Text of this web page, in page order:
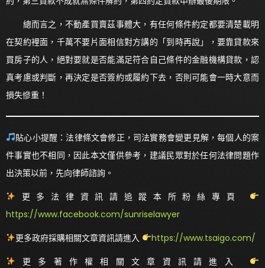
總而言之，不動產買賣茲事體大，有任何條件約定都要清楚載明
在契約裡面，千萬不要片面相信對方講的「到時再說」，要靠貸款來
買房子的人，絕對要就是否能滿足符合自己條件的金融機構貸款，認
真考慮或判斷，再決定是否簽約或履約下去，否則可能會一時大意而
損失慘重！
貼心小提醒：法律條文會修正，司法實務會變更見解，每個人的案
件事實也不相同，因此本文僅供參考，建議民眾對於任何法律問題作
出決策以前，先向律師諮詢。
更多法律資訊請追蹤本所粉絲專頁
https://www.facebook.com/sunriselawyer
更多政府採購相關文章資訊請進入
https://www.tsaigo.com/
更多著作權相關文章資訊請進入